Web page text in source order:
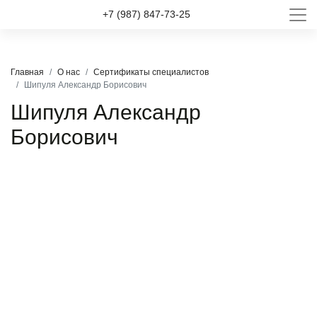
+7 (987) 847-73-25
Главная О нас
Сертификаты специалистов
Шипуля Александр Борисович
Шипуля Александр
Борисович